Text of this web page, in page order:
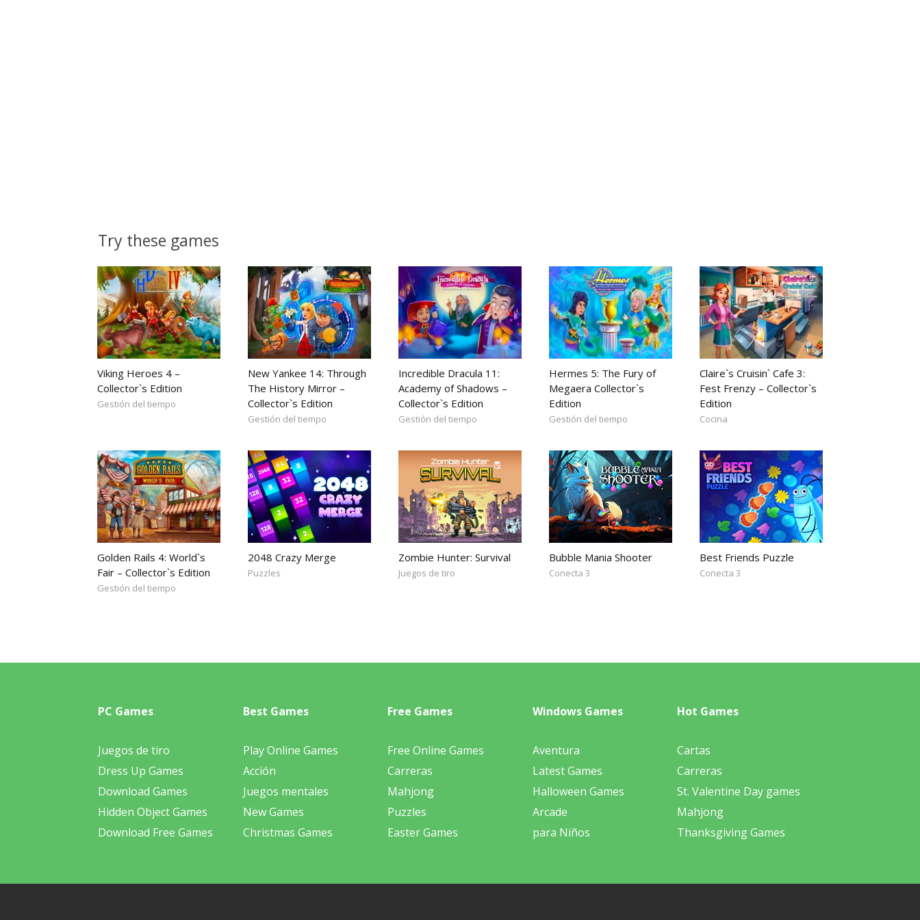
Try these games
Viking Heroes 4 –
Collector`s Edition
Gestión del tiempo
New Yankee 14: Through
The History Mirror –
Collector`s Edition
Gestión del tiempo
Incredible Dracula 11:
Academy of Shadows –
Collector`s Edition
Gestión del tiempo
Hermes 5: The Fury of
Megaera Collector`s
Edition
Gestión del tiempo
Claire`s Cruisin` Cafe 3:
Fest Frenzy – Collector`s
Edition
Cocina
Golden Rails 4: World`s
Fair – Collector`s Edition
Gestión del tiempo
2048 Crazy Merge
Puzzles
Zombie Hunter: Survival
Juegos de tiro
Bubble Mania Shooter
Conecta 3
Best Friends Puzzle
Conecta 3
PC Games
Juegos de tiro
Dress Up Games
Download Games
Hidden Object Games
Download Free Games
Best Games
Play Online Games
Acción
Juegos mentales
New Games
Christmas Games
Free Games
Free Online Games
Carreras
Mahjong
Puzzles
Easter Games
Windows Games
Aventura
Latest Games
Halloween Games
Arcade
para Niños
Hot Games
Cartas
Carreras
St. Valentine Day games
Mahjong
Thanksgiving Games